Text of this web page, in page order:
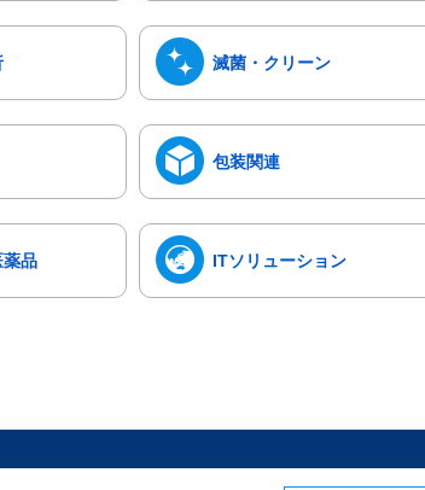
滅菌・クリーン
包装関連
薬品 ITソリューション